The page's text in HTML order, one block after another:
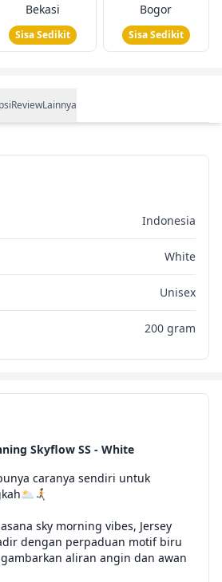
Bekasi
Sisa Sedikit
Bogor
Sisa Sedikit
ReviewLainnya
Indonesia
White
Unisex
200 gram
Skyflow SS - White
caranya sendiri untuk
sky morning vibes, Jersey
dengan perpaduan motif biru
aliran angin dan awan